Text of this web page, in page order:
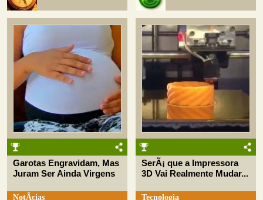
Garotas Engravidam, Mas
Juram Ser Ainda Virgens
NotÃ­cias
SerÃ¡ que a Impressora
3D Vai Realmente Mudar...
Tecnologia